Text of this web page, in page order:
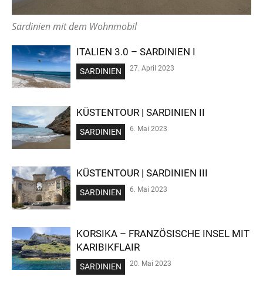
Sardinien mit dem Wohnmobil
ITALIEN 3.0 – SARDINIEN I
SARDINIEN 27. April 2023
KÜSTENTOUR | SARDINIEN II
SARDINIEN 6. Mai 2023
KÜSTENTOUR | SARDINIEN III
SARDINIEN 6. Mai 2023
KORSIKA – FRANZÖSISCHE INSEL MIT
KARIBIKFLAIR
SARDINIEN 20. Mai 2023